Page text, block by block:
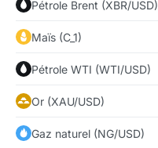
Pétrole Brent (XBR/USD)
Maïs (C_1)
Pétrole WTI (WTI/USD)
Or (XAU/USD)
Gaz naturel (NG/USD)